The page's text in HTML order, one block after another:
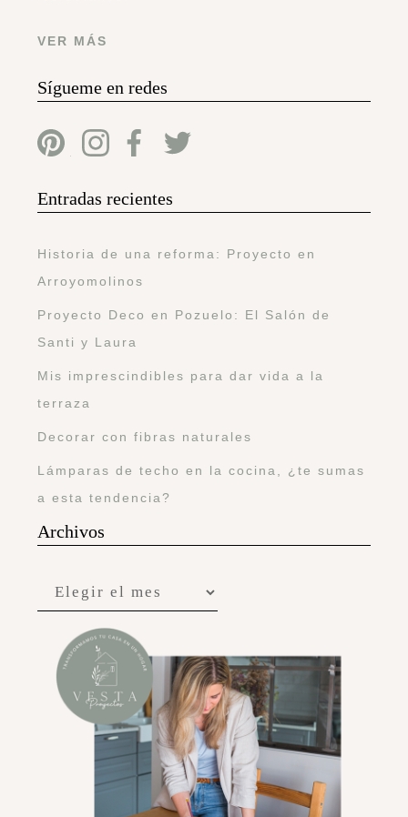
VER MÁS
Sígueme en redes
Entradas recientes
Historia de una reforma: Proyecto en
Arroyomolinos
Proyecto Deco en Pozuelo: El Salón de
Santi y Laura
Mis imprescindibles para dar vida a la
terraza
Decorar con fibras naturales
Lámparas de techo en la cocina, ¿te sumas
a esta tendencia?
Archivos